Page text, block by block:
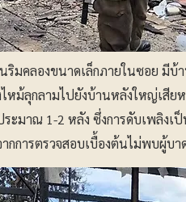
มคลองขนาดเล็กภายในซอย มีบ้
หม้ลุกลามไปยังบ้านหลังใหญ่เสีย
ะมาณ 1-2 หลัง ซึ่งการดับเพลิงเ
ากการตรวจสอบเบื้องต้นไม่พบผู้บา